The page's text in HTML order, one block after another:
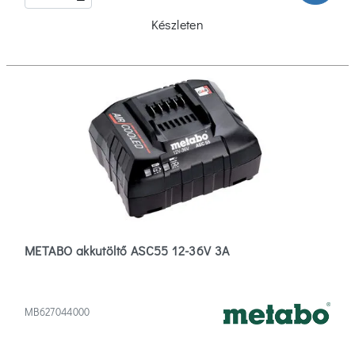
Készleten
METABO akkutöltő ASC55 12-36V 3A
MB627044000